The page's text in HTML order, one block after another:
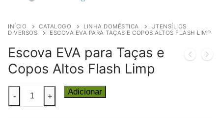
INÍCIO CATALOGO LINHA DOMÉSTICA
UTENSÍLIOS
DIVERSOS
ESCOVA EVA PARA TAÇAS E COPOS ALTOS FLASH LIMP
Escova EVA para Taças e
Copos Altos Flash Limp
Escova
EVA
- + Adicionar